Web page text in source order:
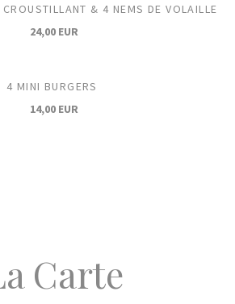
& 4 NEMS DE VOLAILLE
24,00 EUR
4 MINI BURGERS
14,00 EUR
Carte